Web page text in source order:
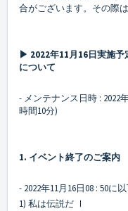
合がございます。その際
▶ 2022年11月16日実施予
について
- メンテナンス日時 : 2022年
時間10分)
1. イベント終了のご案内
- 2022年11月16日08 : 50に
1) 私は伝説だ Ⅰ